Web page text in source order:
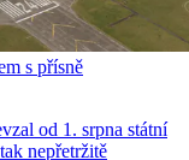
s přísně
od 1. srpna státní
nepřetržitě